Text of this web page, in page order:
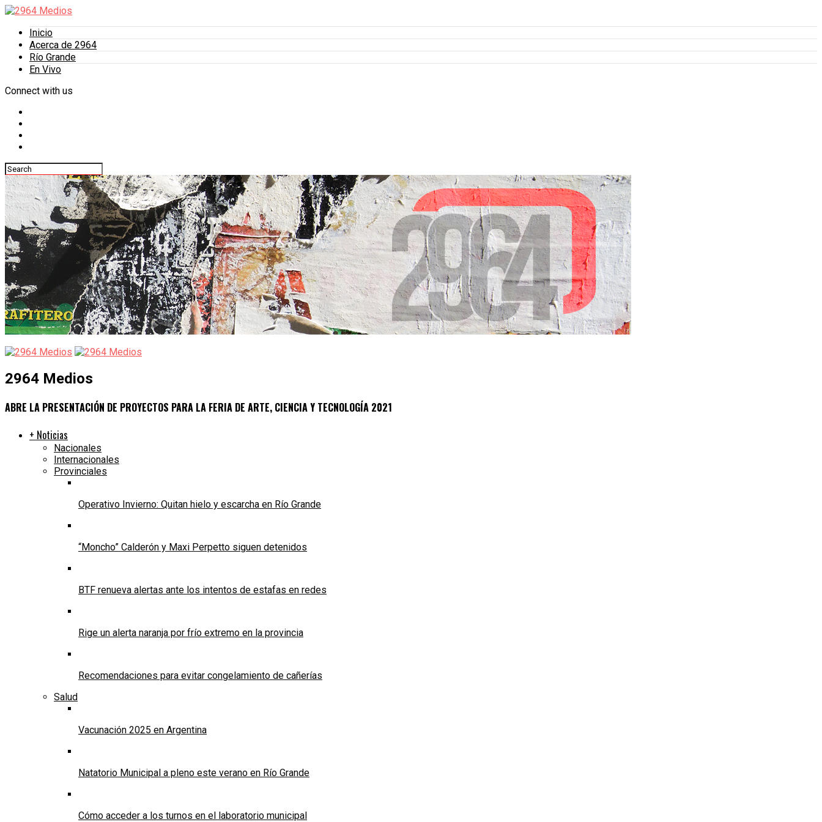
Inicio
Acerca de 2964
Río Grande
En Vivo
Connect with us
2964 Medios
ABRE LA PRESENTACIÓN DE PROYECTOS PARA LA FERIA DE ARTE, CIENCIA Y TECNOLOGÍA 2021
+ Noticias
Nacionales
Internacionales
Provinciales
Operativo Invierno: Quitan hielo y escarcha en Río Grande
“Moncho” Calderón y Maxi Perpetto siguen detenidos
BTF renueva alertas ante los intentos de estafas en redes
Rige un alerta naranja por frío extremo en la provincia
Recomendaciones para evitar congelamiento de cañerías
Salud
Vacunación 2025 en Argentina
Natatorio Municipal a pleno este verano en Río Grande
Cómo acceder a los turnos en el laboratorio municipal